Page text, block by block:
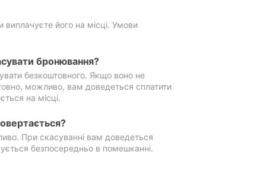
його на місці. Умови
бронювання?
безкоштовного. Якщо воно не
можливо, вам доведеться сплатити
на місці.
При скасуванні вам доведеться
безпосередньо в помешканні.